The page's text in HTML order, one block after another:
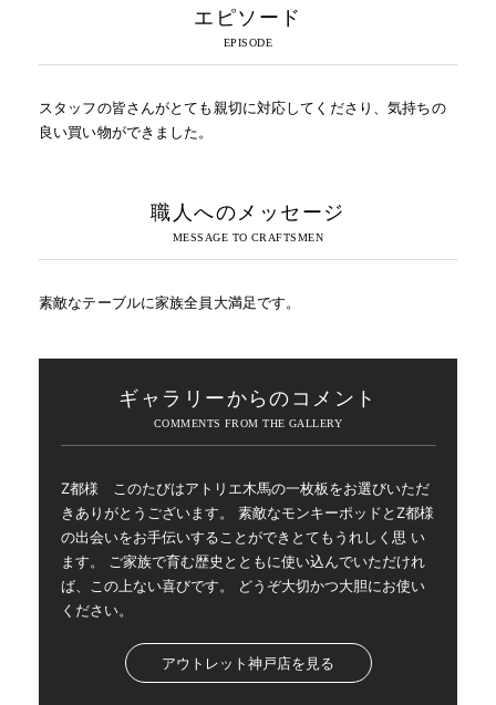
エピソード
スタッフの皆さんがとても親切に対応してくださり、気持ちの
良い買い物ができました。
職人へのメッセージ
素敵なテーブルに家族全員大満足です。
ギャラリーからのコメント
Z都様 このたびはアトリエ木馬の一枚板をお選びいただ
きありがとうございます。 素敵なモンキーポッドとZ都様
の出会いをお手伝いすることができとてもうれしく思 い
ます。 ご家族で育む歴史とともに使い込んでいただけれ
ば、この上ない喜びです。 どうぞ大切かつ大胆にお使い
ください。
アウトレット神戸店を見る